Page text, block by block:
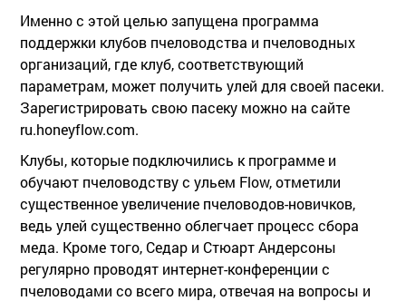
Именно с этой целью запущена программа
поддержки клубов пчеловодства и пчеловодных
организаций, где клуб, соответствующий
параметрам, может получить улей для своей пасеки.
Зарегистрировать свою пасеку можно на сайте
ru.honeyflow.com.
Клубы, которые подключились к программе и
обучают пчеловодству с ульем Flow, отметили
существенное увеличение пчеловодов-новичков,
ведь улей существенно облегчает процесс сбора
меда. Кроме того, Седар и Стюарт Андерсоны
регулярно проводят интернет-конференции с
пчеловодами со всего мира, отвечая на вопросы и